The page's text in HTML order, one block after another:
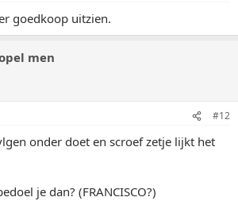
goedkoop uitzien.
men
#12
onder doet en scroef zetje lijkt het
je dan? (FRANCISCO?)